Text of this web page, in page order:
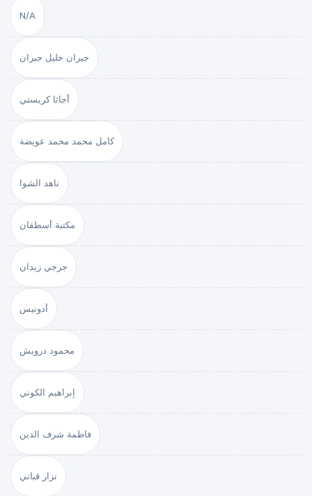
N/A
جبران خليل جبران
أجاثا كريستي
كامل محمد محمد عويضة
ناهد الشوا
مكتبة أسطفان
جرجي زيدان
أدونيس
محمود درويش
إبراهيم الكوني
فاطمة شرف الدين
نزار قباني